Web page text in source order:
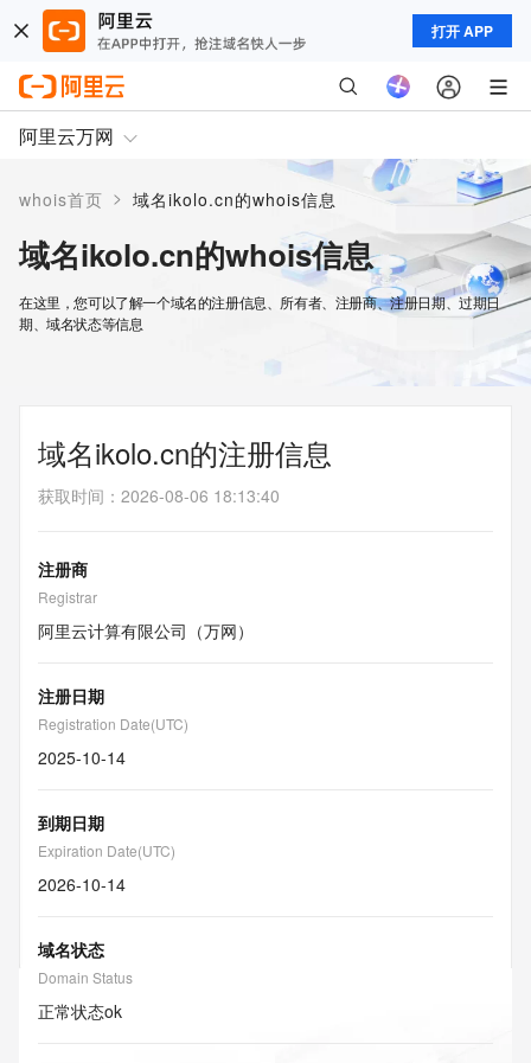
打开 APP
阿里云万网
whois首页 > 域名ikolo.cn的whois信息
域名ikolo.cn的whois信息
在这里，您可以了解一个域名的注册信息、所有者、注册商、注册日期、过期日
期、域名状态等信息
域名ikolo.cn的注册信息
获取时间 ： 2026-08-06 18:13:40
注册商
Registrar
阿里云计算有限公司（万网）
注册日期
Registration Date(UTC)
2025-10-14
到期日期
Expiration Date(UTC)
2026-10-14
域名状态
Domain Status
正常状态ok